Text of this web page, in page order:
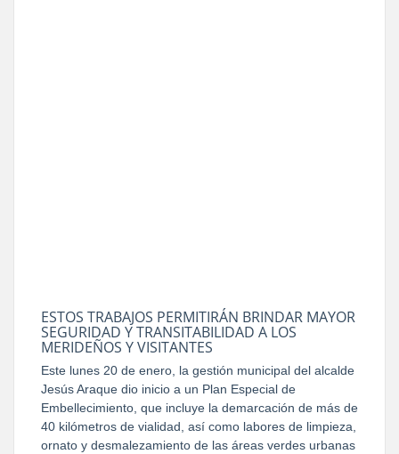
ESTOS TRABAJOS PERMITIRÁN BRINDAR MAYOR
SEGURIDAD Y TRANSITABILIDAD A LOS
MERIDEÑOS Y VISITANTES
Este lunes 20 de enero, la gestión municipal del alcalde
Jesús Araque dio inicio a un Plan Especial de
Embellecimiento, que incluye la demarcación de más de
40 kilómetros de vialidad, así como labores de limpieza,
ornato y desmalezamiento de las áreas verdes urbanas